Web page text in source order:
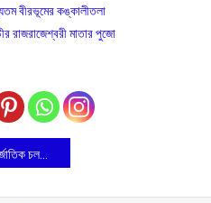
বীরভূমের কঙ্কালীতলা
রাজরাজেশ্বরী মাতার পুজো
উৎসব